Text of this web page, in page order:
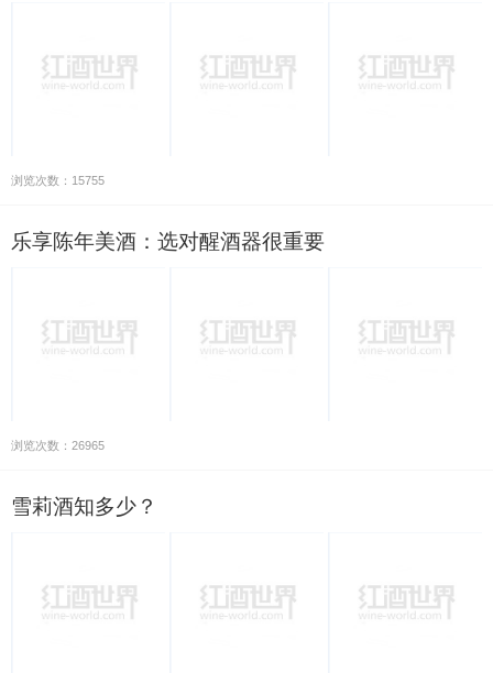
浏览次数：15755
乐享陈年美酒：选对醒酒器很重要
浏览次数：26965
雪莉酒知多少？